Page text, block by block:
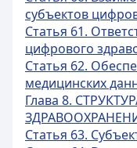
субъектов
Статья 61.
цифрового
Статья 62.
медицинских
Глава 8.
Статья 63.